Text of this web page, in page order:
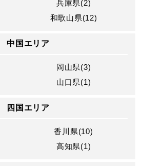
兵庫県(2)
和歌山県(12)
中国エリア
岡山県(3)
山口県(1)
四国エリア
香川県(10)
高知県(1)